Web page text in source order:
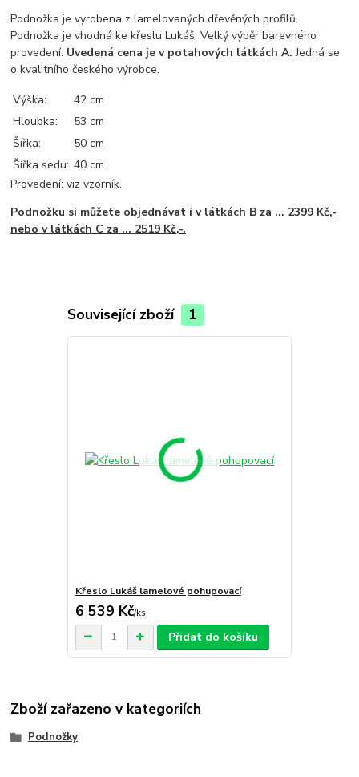
Podnožka je vyrobena z lamelovaných dřevěných profilů.
Podnožka je vhodná ke křeslu Lukáš. Velký výběr barevného
provedení. Uvedená cena je v potahových látkách A. Jedná se
o kvalitního českého výrobce.
Výška:
42 cm
Hloubka:
53 cm
Šířka:
50 cm
Šířka sedu: 40 cm
Provedení: viz vzorník.
Podnožku si můžete objednávat i v látkách B za ... 2399 Kč,-
nebo v látkách C za ... 2519 Kč,-.
Související zboží 1
Křeslo Lukáš lamelové pohupovací
6 539 Kč/ks
Přidat do košíku
Zboží zařazeno v kategoriích
Podnožky